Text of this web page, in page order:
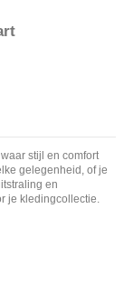
stijl en comfort
gelegenheid, of je
en
je kledingcollectie.